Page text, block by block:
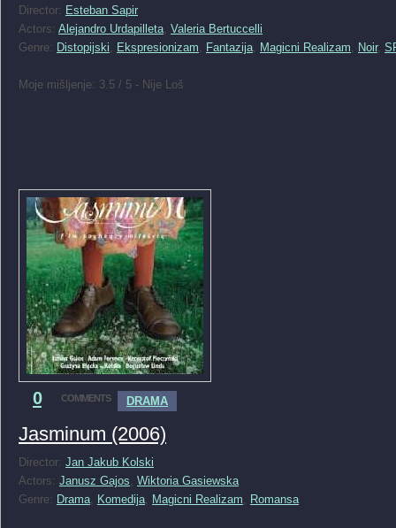
Director: Esteban Sapir
Actors: Alejandro Urdapilleta Valeria Bertuccelli
Genre: Distopijski Ekspresionizam Fantazija Magicni Realizam Noir,
Moje mišljenje: 3.5 / 5 - Nije Loš
0 COMMENTS DRAMA
Jasminum (2006)
Director: Jan Jakub Kolski
Actors: Janusz Gajos Wiktoria Gasiewska
Genre: Drama Komedija Magicni Realizam Romansa